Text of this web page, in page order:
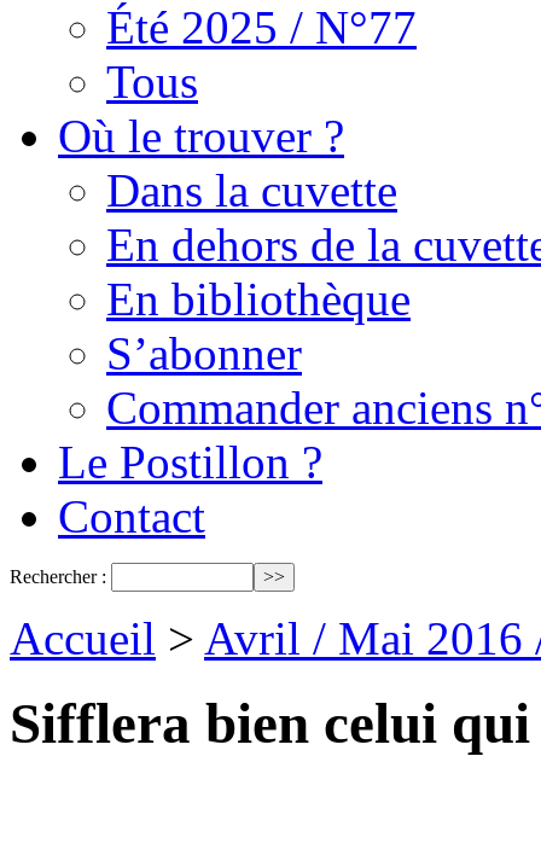
Été 2025 / N°77
Tous
Où le trouver ?
Dans la cuvette
En dehors de la
En bibliothèque
S’abonner
Commander anciens
Le Postillon ?
Contact
Rechercher :
Accueil > Avril / Mai 2016
Sifflera bien celui